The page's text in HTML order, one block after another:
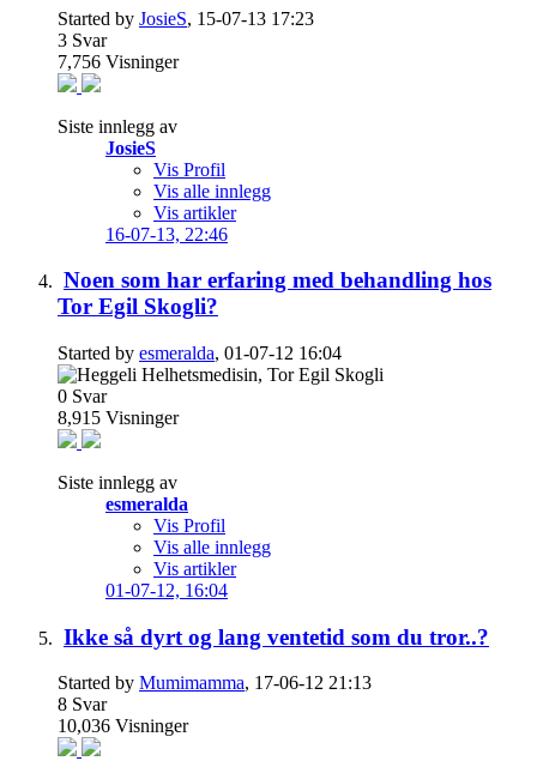
Started by JosieS, 15-07-13 17:23
3 Svar
7,756 Visninger
Siste innlegg av
JosieS
Vis Profil
Vis alle innlegg
Vis artikler
16-07-13, 22:46
Noen som har erfaring med behandling hos
Tor Egil Skogli?
Started by esmeralda, 01-07-12 16:04
0 Svar
8,915 Visninger
Siste innlegg av
esmeralda
Vis Profil
Vis alle innlegg
Vis artikler
01-07-12, 16:04
Ikke så dyrt og lang ventetid som du tror..?
Started by Mumimamma, 17-06-12 21:13
8 Svar
10,036 Visninger